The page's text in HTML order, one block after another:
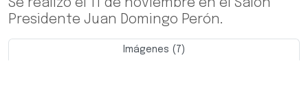
Se realizó el 11 de noviembre en el Salón
Presidente Juan Domingo Perón.
Imágenes (7)